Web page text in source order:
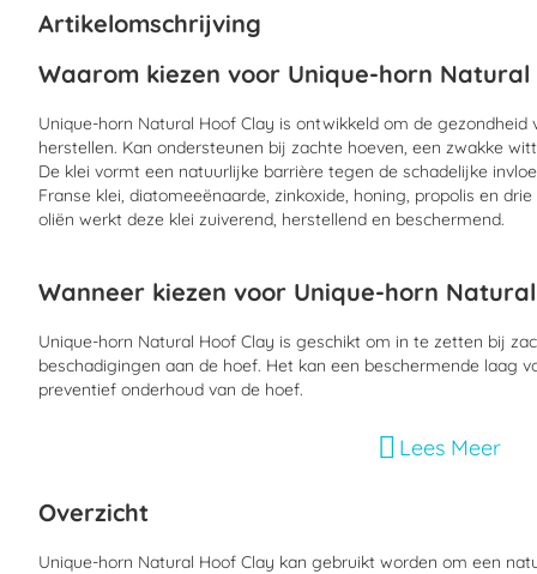
van
afbeeldingen-
Artikelomschrijving
Waarom kiezen voor Unique-horn Natural
Unique-horn Natural Hoof Clay is ontwikkeld om de
herstellen. Kan ondersteunen bij zachte hoeven, een zwakke
De klei vormt een natuurlijke barrière tegen de schadelijke
Franse klei, diatomeeënaarde, zinkoxide, honing, propolis en
oliën werkt deze klei zuiverend, herstellend en beschermend.
Wanneer kiezen voor Unique-horn
Unique-horn Natural Hoof Clay is geschikt om in te zetten bij
beschadigingen aan de hoef. Het kan een beschermende laag
preventief onderhoud van de hoef.
Hoe moet je Unique-horn Natural Hoof
Maak de hoef goed schoon en droog. Een ruime hoeveelheid
Unique-horn Natural Hoof Clay in. Bij ernstige problemen
Lees Meer
Overzicht
Unique-horn Natural Hoof Clay kan gebruikt worden om een